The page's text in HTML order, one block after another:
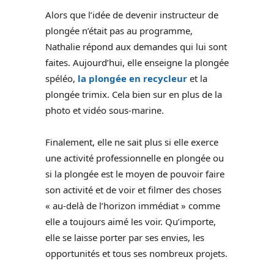
Alors que l’idée de devenir instructeur de
plongée n’était pas au programme,
Nathalie répond aux demandes qui lui sont
faites. Aujourd’hui, elle enseigne la plongée
spéléo, la plongée en recycleur et la
plongée trimix. Cela bien sur en plus de la
photo et vidéo sous-marine.
Finalement, elle ne sait plus si elle exerce
une activité professionnelle en plongée ou
si la plongée est le moyen de pouvoir faire
son activité et de voir et filmer des choses
« au-delà de l’horizon immédiat » comme
elle a toujours aimé les voir. Qu’importe,
elle se laisse porter par ses envies, les
opportunités et tous ses nombreux projets.